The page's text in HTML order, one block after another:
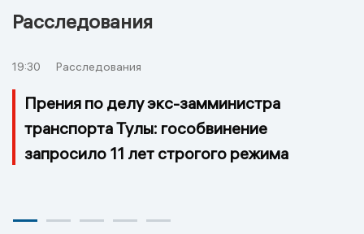
Расследования
19:30 Расследования
Прения по делу экс-замминистра
транспорта Тулы: гособвинение
запросило 11 лет строгого режима